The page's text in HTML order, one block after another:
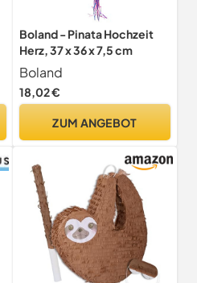
Boland - Pinata Hochzeit
Herz, 37 x 36 x 7,5 cm
Boland
18,02 €
ZUM ANGEBOT